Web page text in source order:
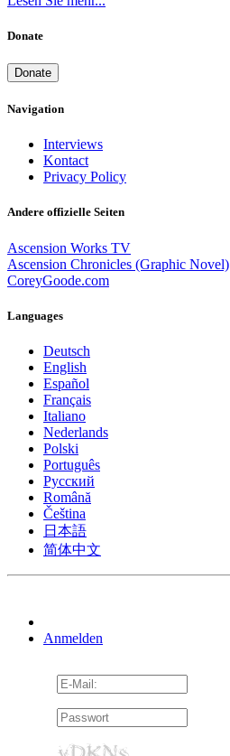
Donate
Donate
Navigation
Interviews
Kontact
Privacy Policy
Andere offizielle Seiten
Ascension Works TV
Ascension Chronicles (Graphic Novel)
CoreyGoode.com
Languages
Deutsch
English
Español
Français
Italiano
Nederlands
Polski
Português
Pусский
Română
Čeština
日本語
简体中文
Anmelden